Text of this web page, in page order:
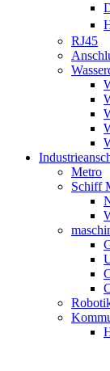
RJ45
Metro
Schiff